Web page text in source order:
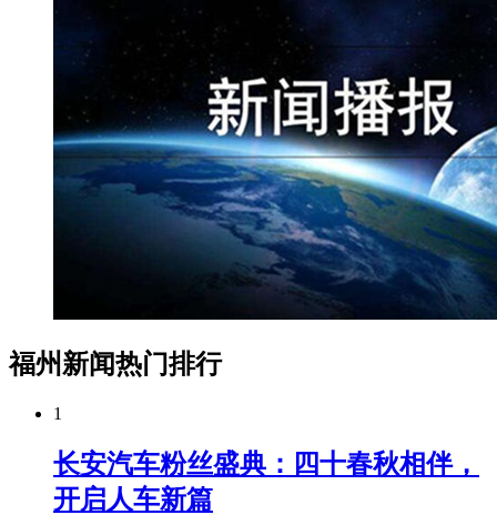
福州新闻热门排行
1
长安汽车粉丝盛典：四十春秋相伴，
开启人车新篇